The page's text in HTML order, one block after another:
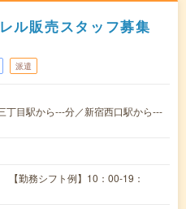
ル販売スタッフ募集
派遣
丁目駅から---分／新宿西口駅から---
勤務シフト例】10：00-19：